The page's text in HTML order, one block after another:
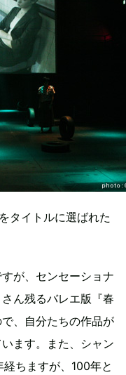
タイトルに選ばれた
が、センセーショナ
ん残るバレエ版『春
、自分たちの作品が
ます。また、シャン
ちますが、100年と